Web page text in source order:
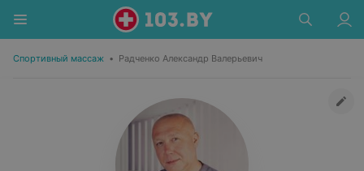
Спортивный массаж • Радченко Александр Валерьевич